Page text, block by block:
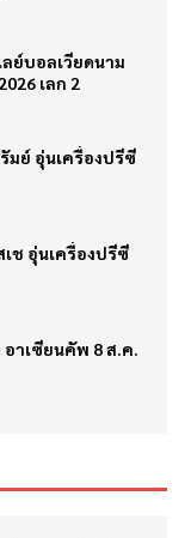
ย์บอลเวียดนาม
เลก 2
ย์ อุ่นเครื่องปรีซี
ช อุ่นเครื่องปรีซี
าเซียนคัพ 8 ส.ค.